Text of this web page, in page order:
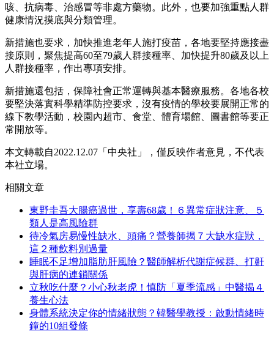
咳、抗病毒、治感冒等非處方藥物。此外，也要加強重點人群
健康情況摸底與分類管理。
新措施也要求，加快推進老年人施打疫苗，各地要堅持應接盡
接原則，聚焦提高60至79歲人群接種率、加快提升80歲及以上
人群接種率，作出專項安排。
新措施還包括，保障社會正常運轉與基本醫療服務。各地各校
要堅決落實科學精準防控要求，沒有疫情的學校要展開正常的
線下教學活動，校園內超市、食堂、體育場館、圖書館等要正
常開放等。
本文轉載自2022.12.07「中央社」，僅反映作者意見，不代表
本社立場。
相關文章
東野圭吾大腸癌過世，享壽68歲！６異常症狀注意、５
類人是高風險群
待冷氣房易慢性缺水、頭痛？營養師揭７大缺水症狀，
這２種飲料別過量
睡眠不足增加脂肪肝風險？醫師解析代謝症候群、打鼾
與肝病的連鎖關係
立秋吃什麼？小心秋老虎！慎防「夏季流感」中醫揭４
養生心法
身體系統決定你的情緒狀態？韓醫學教授：啟動情緒時
鐘的10組發條